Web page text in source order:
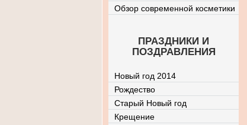
Обзор современной косметики
ПРАЗДНИКИ И
ПОЗДРАВЛЕНИЯ
Новый год 2014
Рождество
Старый Новый год
Крещение